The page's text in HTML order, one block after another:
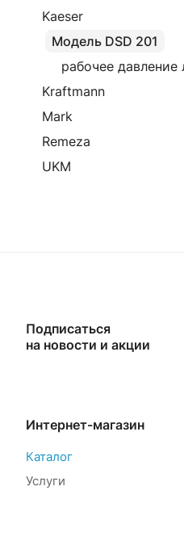
Kaeser
Модель DSD 201
рабочее давление
Kraftmann
Mark
Remeza
UKM
Подписаться
на новости и акции
Интернет-магазин
Каталог
Услуги